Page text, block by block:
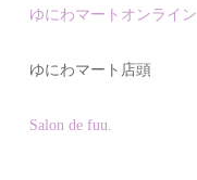
ゆにわマートオンライン
ゆにわマート店頭
Salon de fuu.